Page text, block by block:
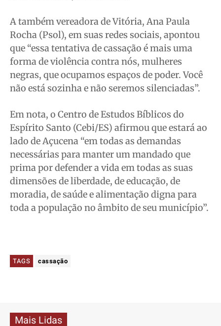
A também vereadora de Vitória, Ana Paula
Rocha (Psol), em suas redes sociais, apontou
que “essa tentativa de cassação é mais uma
forma de violência contra nós, mulheres
negras, que ocupamos espaços de poder. Você
não está sozinha e não seremos silenciadas”.
Em nota, o Centro de Estudos Bíblicos do
Espírito Santo (Cebi/ES) afirmou que estará ao
lado de Açucena “em todas as demandas
necessárias para manter um mandado que
prima por defender a vida em todas as suas
dimensões de liberdade, de educação, de
moradia, de saúde e alimentação digna para
toda a população no âmbito de seu município”.
TAGS cassação
Mais Lidas